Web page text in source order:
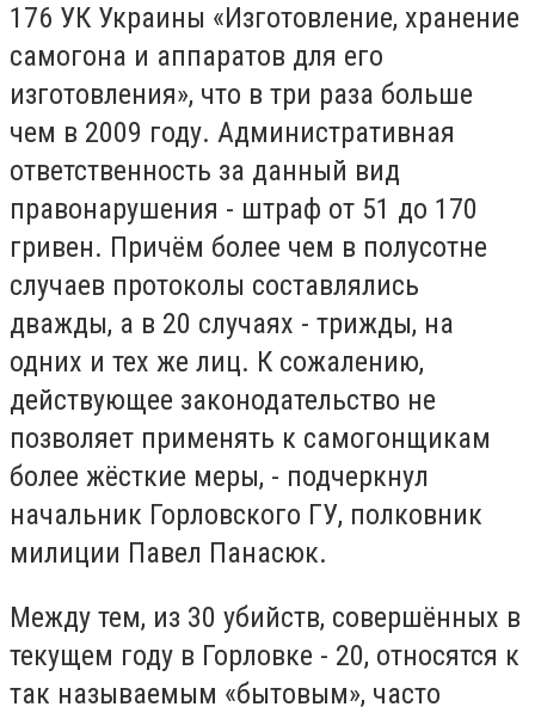
176 УК Украины «Изготовление, хранение
самогона и аппаратов для его
изготовления», что в три раза больше
чем в 2009 году. Административная
ответственность за данный вид
правонарушения - штраф от 51 до 170
гривен. Причём более чем в полусотне
случаев протоколы составлялись
дважды, а в 20 случаях - трижды, на
одних и тех же лиц. К сожалению,
действующее законодательство не
позволяет применять к самогонщикам
более жёсткие меры, - подчеркнул
начальник Горловского ГУ, полковник
милиции Павел Панасюк.
Между тем, из 30 убийств, совершённых в
текущем году в Горловке - 20, относятся к
так называемым «бытовым», часто